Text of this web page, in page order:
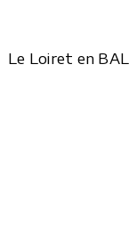
Le Loiret en BAL